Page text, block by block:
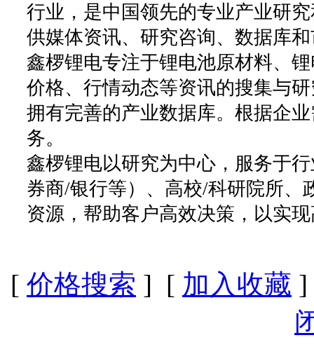
行业，是中国领先的专业产业研
供媒体资讯、研究咨询、数据库
鑫椤锂电专注于锂电池原材料、
价格、行情动态等资讯的搜集与
拥有完善的产业数据库。根据企
务。
鑫椤锂电以研究为中心，服务于
券商/银行等）、高校/科研院所、
资源，帮助客户高效决策，以实
[ 价格搜索 ] [ 加入收藏